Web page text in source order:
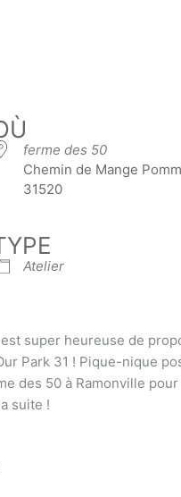
ferme des 50
Chemin de Mange
31520
Atelier
est super heureuse de
Park 31 ! Pique-nique
des 50 à Ramonville
suite !